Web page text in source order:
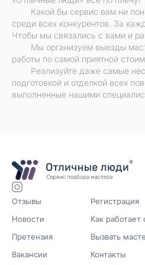
Какой бы сервис вам ни
среди всех конкурентов. За
Чтобы мы связались с вами и
Мы организуем выезды
работы по самой приятной
Реализуйте даже самые
подготовкой и отделкой всех
выполненные нашими
Отзывы Регистрация
Новости
Как работает
Претензия
Вызвать
Вакансии
Контакты